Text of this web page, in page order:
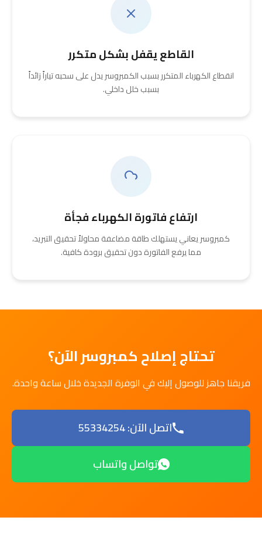
القاطع يقفل بشكل متكرر
انقطاع الكهرباء المتكرر بسبب الكمبروسر يدل على سحبه تياراً زائداً
بسبب خلل داخلي.
ارتفاع فاتورة الكهرباء فجأة
كمبروسر يعاني يستهلك طاقة مضاعفة محاولاً تحقيق التبريد،
مما يرفع الفاتورة دون تحقيق برودة كافية.
تحتاج إصلاح كمبروسر الآن؟
فريقنا جاهز للوصول إليك في الوفرة الجديدة خلال ساعة واحدة.
اتصل الآن: 55334254
تواصل واتساب